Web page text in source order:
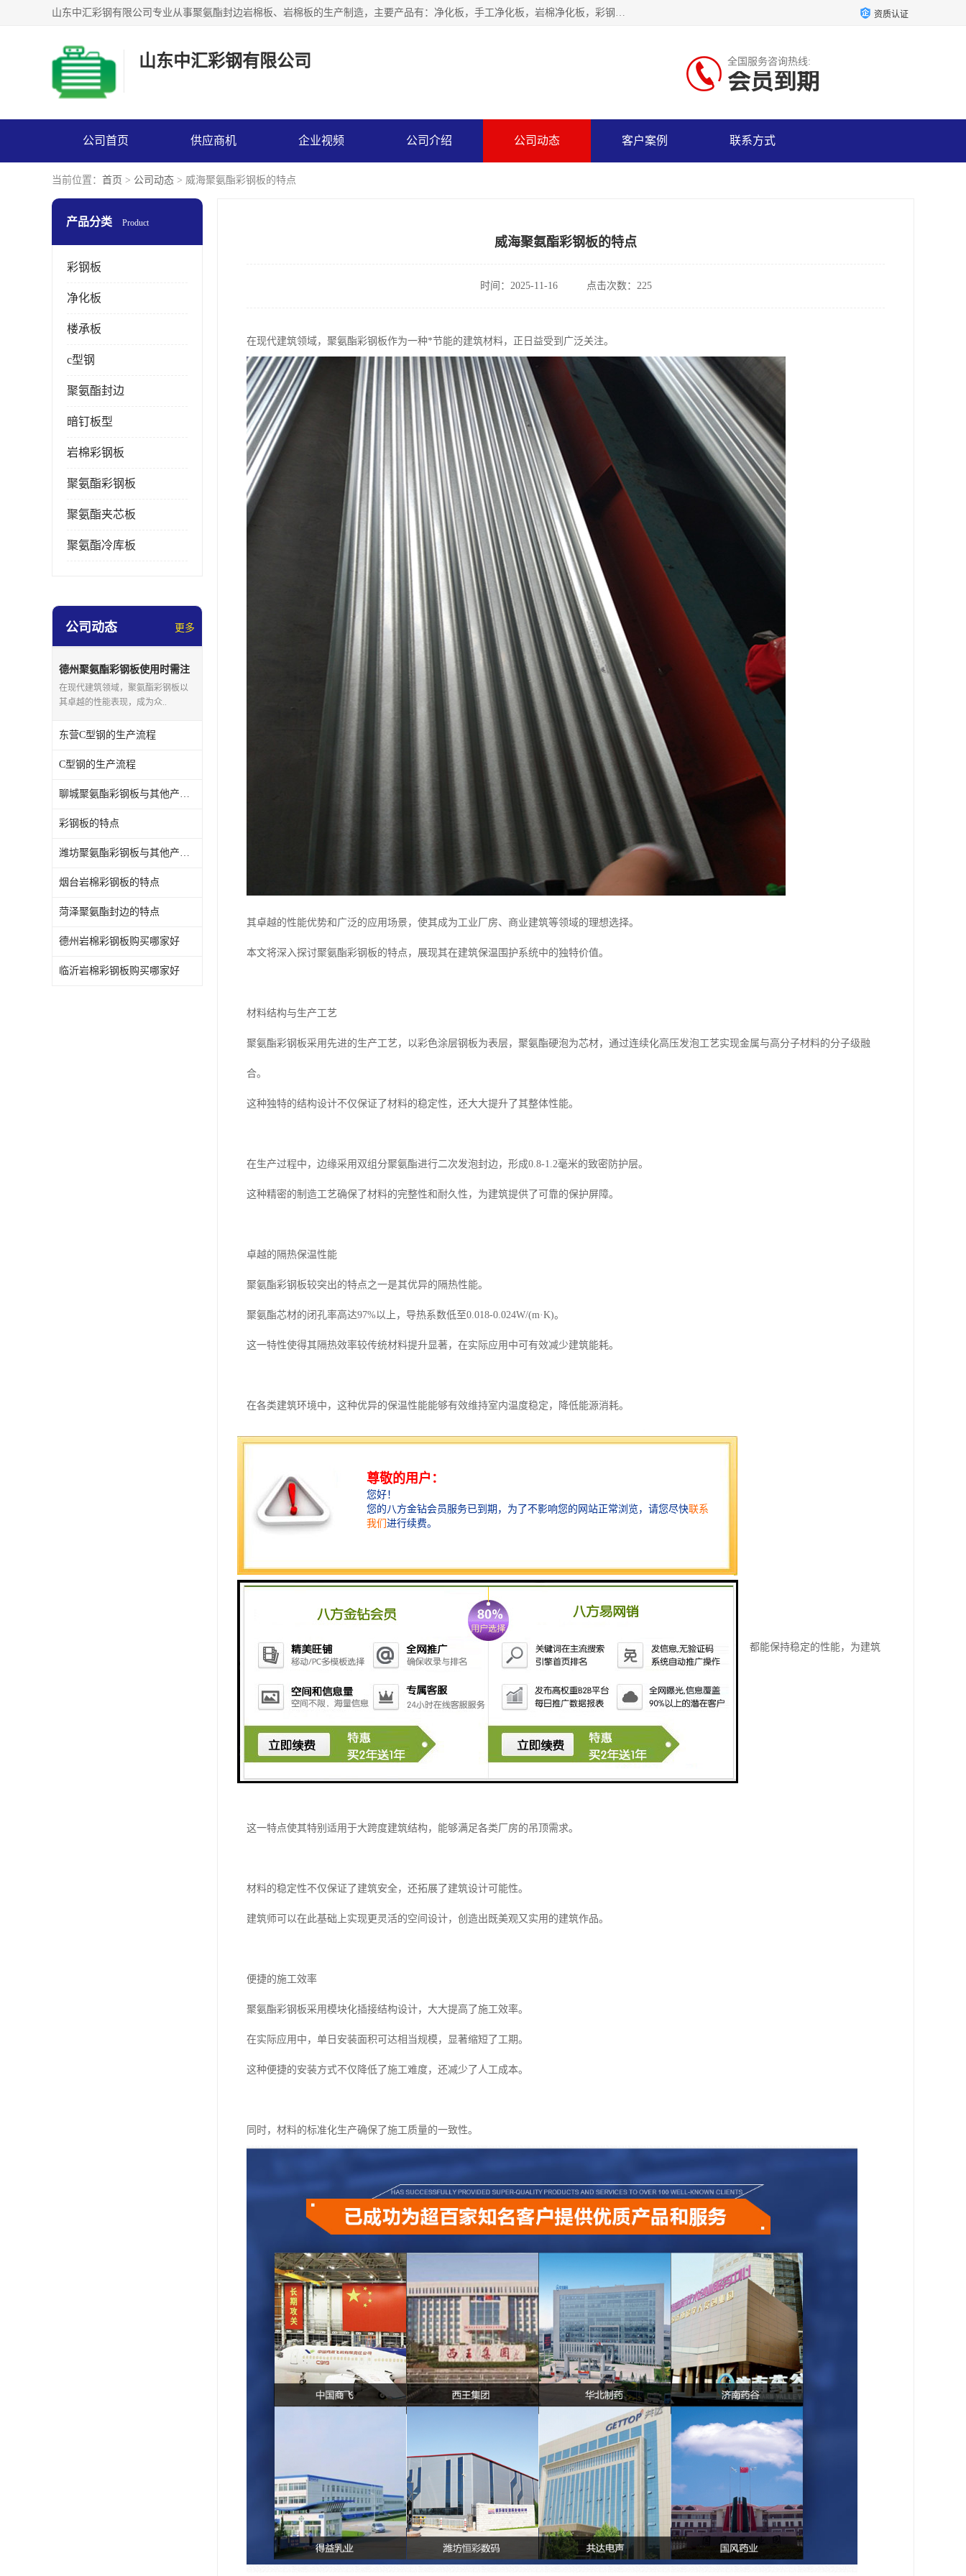
山东中汇彩钢有限公司专业从事聚氨酯封边岩棉板、岩棉板的生产制造，主要产品有：净化板，手工净化板，岩棉净化板，彩钢板，聚氨酯封边岩棉复合板，聚氨酯封边岩棉夹芯板。 资质认证
山东中汇彩钢有限公司 全国服务咨询热线:
会员到期
公司首页 供应商机 企业视频 公司介绍 公司动态 客户案例 联系方式
当前位置： 首页 > 公司动态 > 威海聚氨酯彩钢板的特点
产品分类 Product
彩钢板
净化板
楼承板
c型钢
聚氨酯封边
暗钉板型
岩棉彩钢板
聚氨酯彩钢板
聚氨酯夹芯板
聚氨酯冷库板
公司动态 更多
德州聚氨酯彩钢板使用时需注
意事项
在现代建筑领域，聚氨酯彩钢板以
其卓越的性能表现，成为众..
东营C型钢的生产流程
C型钢的生产流程
聊城聚氨酯彩钢板与其他产品有哪些区别
彩钢板的特点
潍坊聚氨酯彩钢板与其他产品有哪些区别
烟台岩棉彩钢板的特点
菏泽聚氨酯封边的特点
德州岩棉彩钢板购买哪家好
临沂岩棉彩钢板购买哪家好
威海聚氨酯彩钢板的特点
时间：2025-11-16 点击次数：225
在现代建筑领域，聚氨酯彩钢板作为一种*节能的建筑材料，正日益受到广泛关注。
其卓越的性能优势和广泛的应用场景，使其成为工业厂房、商业建筑等领域的理想选择。
本文将深入探讨聚氨酯彩钢板的特点，展现其在建筑保温围护系统中的独特价值。
材料结构与生产工艺
聚氨酯彩钢板采用先进的生产工艺，以彩色涂层钢板为表层，聚氨酯硬泡为芯材，通过连续化高压发泡工艺实现金属与高分子材料的分子级融
合。
这种独特的结构设计不仅保证了材料的稳定性，还大大提升了其整体性能。
在生产过程中，边缘采用双组分聚氨酯进行二次发泡封边，形成0.8-1.2毫米的致密防护层。
这种精密的制造工艺确保了材料的完整性和耐久性，为建筑提供了可靠的保护屏障。
卓越的隔热保温性能
聚氨酯彩钢板较突出的特点之一是其优异的隔热性能。
聚氨酯芯材的闭孔率高达97%以上，导热系数低至0.018-0.024W/(m·K)。
这一特性使得其隔热效率较传统材料提升显著，在实际应用中可有效减少建筑能耗。
在各类建筑环境中，这种优异的保温性能能够有效维持室内温度稳定，降低能源消耗。
特别是在对温度控制要求较高的场所，聚氨酯彩钢板能够提供持续稳定的保温效果，确保室内环境舒适。
出色的耐候性与耐久性
聚氨酯彩钢板具有卓越的耐候性能，其水汽渗透率控制在极低水平。
经过严格测试验证，其使用寿命可达相当长的年限。
这种优异的耐久性使得聚氨酯彩钢板能够适应各种气候条件，无论是在潮湿的海滨地区还是温差较大的内陆地区，都能保持稳定的性能，为建筑
强大的结构性能
这一特点使其特别适用于大跨度建筑结构，能够满足各类厂房的吊顶需求。
材料的稳定性不仅保证了建筑安全，还拓展了建筑设计可能性。
建筑师可以在此基础上实现更灵活的空间设计，创造出既美观又实用的建筑作品。
便捷的施工效率
聚氨酯彩钢板采用模块化插接结构设计，大大提高了施工效率。
在实际应用中，单日安装面积可达相当规模，显著缩短了工期。
这种便捷的安装方式不仅降低了施工难度，还减少了人工成本。
同时，材料的标准化生产确保了施工质量的一致性。